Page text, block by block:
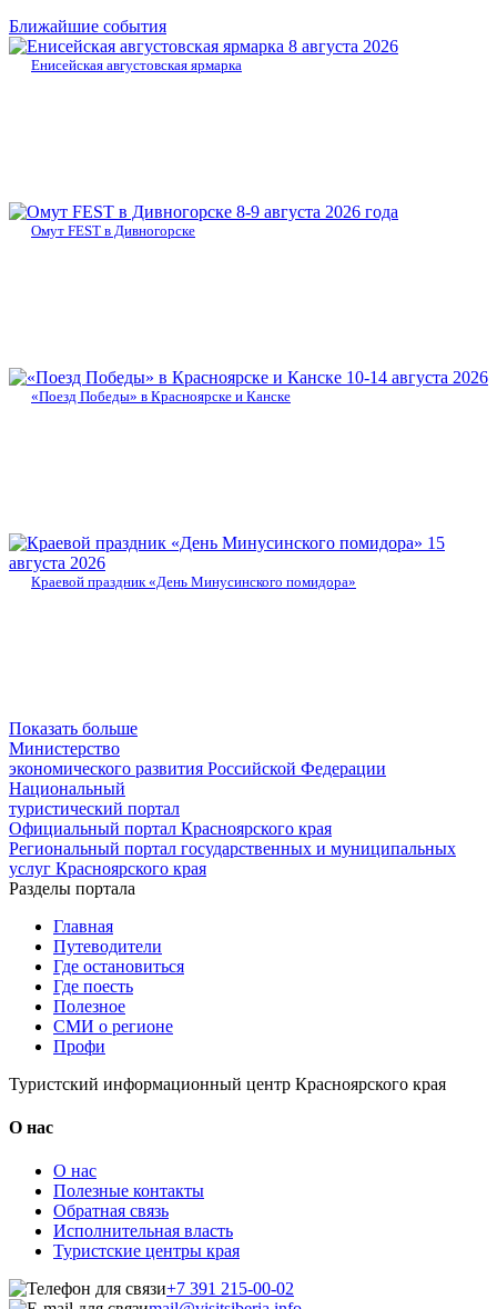
Ближайшие события
8 августа 2026
Енисейская августовская ярмарка
8-9 августа 2026 года
Омут FEST в Дивногорске
10-14 августа 2026
«Поезд Победы» в Красноярске и Канске
15
августа 2026
Краевой праздник «День Минусинского помидора»
Показать больше
Министерство
экономического развития Российской Федерации
Национальный
туристический портал
Официальный портал Красноярского края
Региональный портал государственных и муниципальных
услуг Красноярского края
Разделы портала
Главная
Путеводители
Где остановиться
Где поесть
Полезное
СМИ о регионе
Профи
Туристский информационный центр Красноярского края
О нас
О нас
Полезные контакты
Обратная связь
Исполнительная власть
Туристские центры края
+7 391 215-00-02